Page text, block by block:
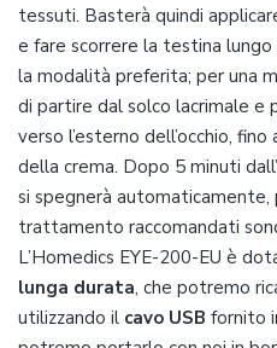
tessuti. Basterà quindi
e fare scorrere la testina
la modalità preferita; per una
di partire dal solco lacrimale e
verso l’esterno dell’occhio,
della crema. Dopo 5 minuti
si spegnerà
trattamento raccomandati
L’Homedics EYE-200-EU è
lunga durata, che potremo
utilizzando il cavo USB fornito